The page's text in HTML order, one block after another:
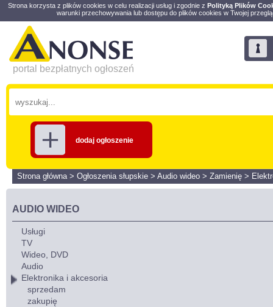
Strona korzysta z plików cookies w celu realizacji usług i zgodnie z Polityką Plików
warunki przechowywania lub dostępu do plików cookies w Twojej
portal bezpłatnych ogłoszeń
dodaj ogłoszenie
Strona główna> Ogłoszenia słupskie > Audio wideo > Zamienię >
AUDIO WIDEO
Usługi
TV
Wideo, DVD
Audio
Elektronika i akcesoria
sprzedam
zakupię